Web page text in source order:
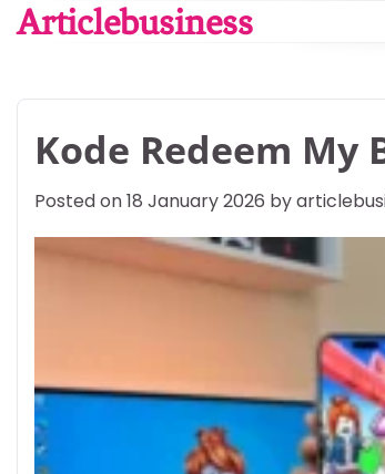
Skip
toArticlebusiness
Kode Redeem My
Posted on18 January 2026 by